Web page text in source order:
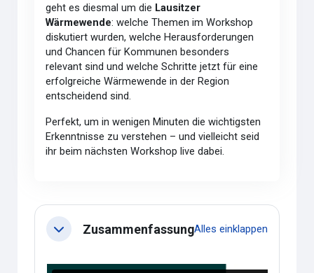
geht es diesmal um die Lausitzer
Wärmewende: welche Themen im Workshop
diskutiert wurden, welche Herausforderungen
und Chancen für Kommunen besonders
relevant sind und welche Schritte jetzt für eine
erfolgreiche Wärmewende in der Region
entscheidend sind.
Perfekt, um in wenigen Minuten die wichtigsten
Erkenntnisse zu verstehen – und vielleicht seid
ihr beim nächsten Workshop live dabei.
Abschnittsübersicht
EinklappenZusammenfassungAlles einklappen